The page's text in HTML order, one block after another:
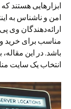
ابزارهایی هستند
امن و ناشناس به
ارائه‌دهندگان وی
مناسب برای خرید
باشد. در این
انتخاب یک سایت